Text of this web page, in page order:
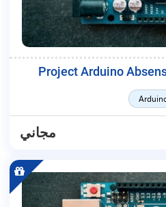
Project Arduino
مجاني